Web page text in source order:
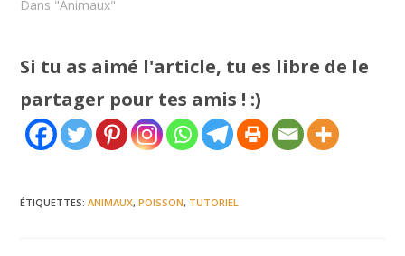
Dans "Animaux"
Si tu as aimé l'article, tu es libre de le
partager pour tes amis ! :)
ÉTIQUETTES:ANIMAUX, POISSON, TUTORIEL